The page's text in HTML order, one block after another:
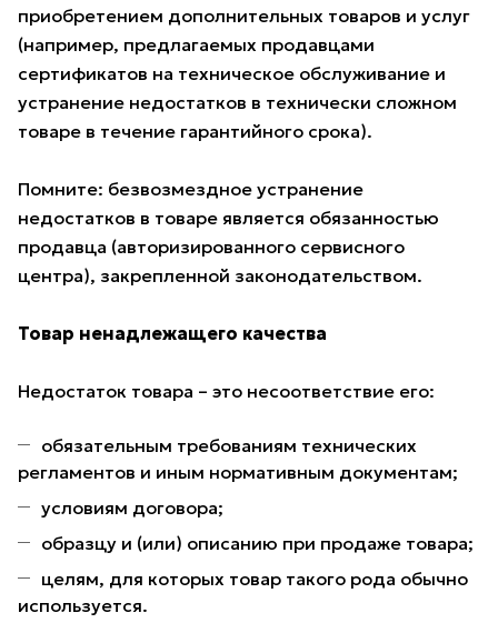
приобретением дополнительных товаров и услуг
(например, предлагаемых продавцами
сертификатов на техническое обслуживание и
устранение недостатков в технически сложном
товаре в течение гарантийного срока).
Помните: безвозмездное устранение
недостатков в товаре является обязанностью
продавца (авторизированного сервисного
центра), закрепленной законодательством.
Товар ненадлежащего качества
Недостаток товара – это несоответствие его:
обязательным требованиям технических
регламентов и иным нормативным документам;
условиям договора;
образцу и (или) описанию при продаже товара;
целям, для которых товар такого рода обычно
используется.